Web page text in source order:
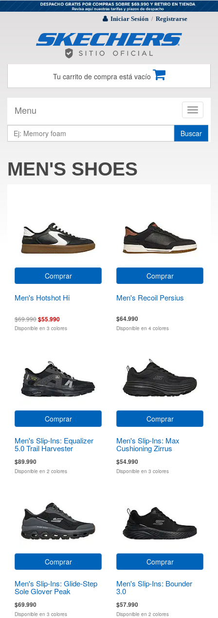
Iniciar Sesión / Registrarse
Tu carrito de compra está vacío
Toggle
Menu
Buscar
MEN'S SHOES
Comprar
Men's Hotshot Hi
$69.990$55.990
Disponible en 3 colores
Comprar
Men's Recoil Persius
$64.990
Disponible en 4 colores
Comprar
Men's Slip-Ins: Equalizer
5.0 Trail Harvester
$89.990
Disponible en 2 colores
Comprar
Men's Slip-Ins: Max
Cushioning Zirrus
Zirrostratus
$54.990
Disponible en 3 colores
Comprar
Men's Slip-Ins: Glide-Step
Sole Glover Peak
$69.990
Disponible en 3 colores
Comprar
Men's Slip-Ins: Bounder
3.0
$57.990
Disponible en 2 colores